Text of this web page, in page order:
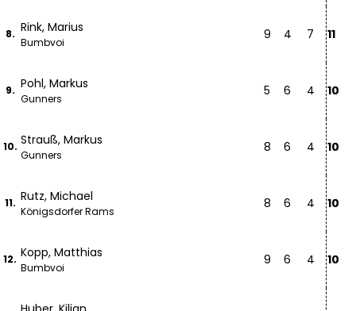
8. Rink, Marius
Bumbvoi
9 4 7 11
9. Pohl, Markus
Gunners
5 6 4 10
10. Strauß, Markus
Gunners
8 6 4 10
11. Rutz, Michael
Königsdorfer Rams
8 6 4 10
12. Kopp, Matthias
Bumbvoi
9 6 4 10